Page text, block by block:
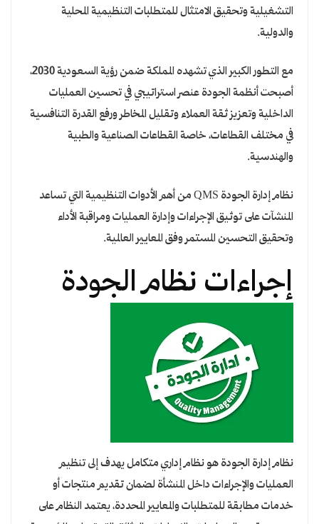
التشغيلية وتحقيق الامتثال للمتطلبات التنظيمية المحلية
والدولية.
مع التطور الكبير الذي تشهده المملكة ضمن رؤية السعودية 2030،
أصبحت أنظمة الجودة عنصر استراتيجي في تحسين العمليات
الداخلية وتعزيز ثقة العملاء وتقليل المخاطر ورفع القدرة التنافسية
في مختلف القطاعات، خاصة القطاعات الصناعية والطبية
والهندسية.
نظام إدارة الجودة QMS من أهم الأدوات التنظيمية التي تساعد
المنشآت على توثيق الإجراءات وإدارة العمليات ومراقبة الأداء
وتحقيق التحسين المستمر وفق المعايير العالمية.
إجراءات نظام الجودة
نظام إدارة الجودة هو نظام إداري متكامل يهدف إلى تنظيم
العمليات والإجراءات داخل المنشأة لضمان تقديم منتجات أو
خدمات مطابقة للمتطلبات والمعايير المحددة، يعتمد النظام على